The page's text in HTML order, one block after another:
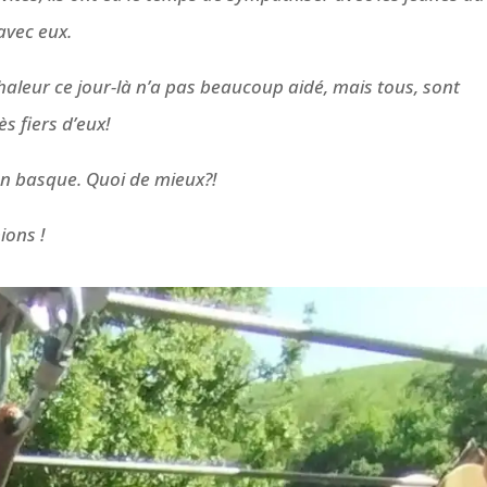
eux.
ce jour-là n’a pas beaucoup aidé, mais tous, sont
fiers d’eux!
Quoi de mieux?!
!